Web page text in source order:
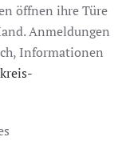
öffnen ihre Türe
Anmeldungen
Informationen